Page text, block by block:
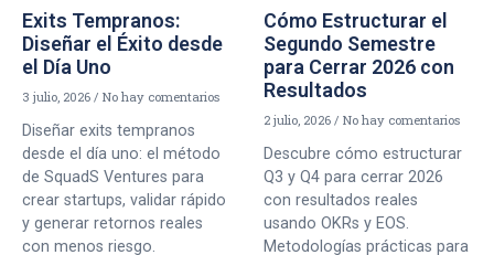
Exits Tempranos:
Diseñar el Éxito desde
el Día Uno
3 julio, 2026 No hay comentarios
Diseñar exits tempranos
desde el día uno: el método
de SquadS Ventures para
crear startups, validar rápido
y generar retornos reales
con menos riesgo.
Cómo Estructurar el
Segundo Semestre
para Cerrar 2026 con
Resultados
2 julio, 2026 No hay comentarios
Descubre cómo estructurar
Q3 y Q4 para cerrar 2026
con resultados reales
usando OKRs y EOS.
Metodologías prácticas para